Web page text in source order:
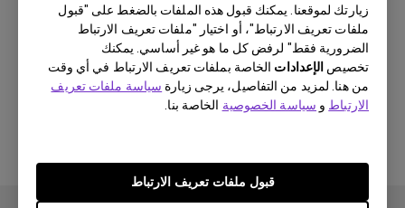
زيارتك لموقعنا. يمكنك قبول هذه الملفات بالضغط على "قبول
ملفات تعريف الارتباط"، أو اختيار "ملفات تعريف الارتباط
الضرورية فقط" لرفض كل ما هو غير أساسي. يمكنك
تخصيص الإعدادات الخاصة بملفات تعريف الارتباط في أي وقت
من هنا. لمزيد من التفاصيل، يرجى زيارة سياسة ملفات تعريف
الارتباط و سياسة الخصوصية الخاصة بنا.
قبول ملفات تعريف الارتباط
هل كانت هذه المعلومات مفيدة؟
لا